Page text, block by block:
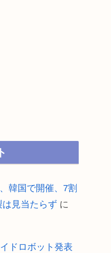
韓国で開催、7割
見当たらず に
ドロボット発表